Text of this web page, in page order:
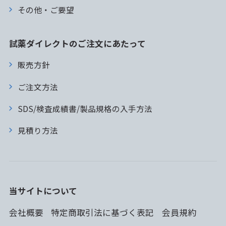
その他・ご要望
試薬ダイレクトのご注文にあたって
販売方針
ご注文方法
SDS/検査成績書/製品規格の入手方法
見積り方法
当サイトについて
会社概要
特定商取引法に基づく表記 会員規約